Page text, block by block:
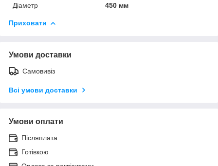
Діаметр
450 мм
Приховати
Умови доставки
Самовивіз
Всі умови доставки
Умови оплати
Післяплата
Готівкою